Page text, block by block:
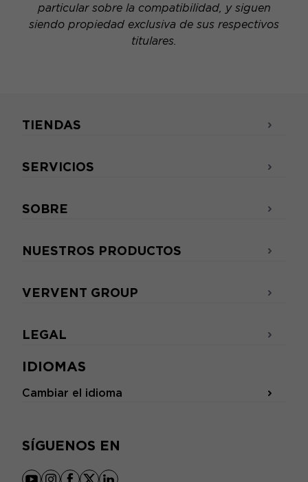
particular sobre la compatibilidad, y siguen
siendo propiedad exclusiva de sus respectivos
titulares.
IDIOMAS
Cambiar el idioma
SÍGUENOS EN
TIENDAS
SERVICIOS
SOBRE
NUESTROS PRODUCTOS
VERVENT GROUP
LEGAL